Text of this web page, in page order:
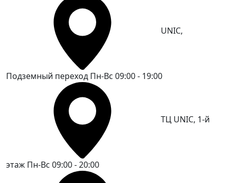
UNIC,
Подземный переход Пн-Вс 09:00 - 19:00
ТЦ UNIC, 1-й
этаж Пн-Вс 09:00 - 20:00